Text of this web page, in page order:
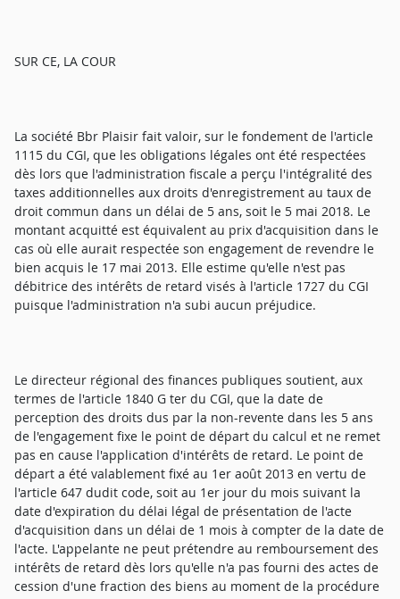
SUR CE, LA COUR
La société Bbr Plaisir fait valoir, sur le fondement de l'article
1115 du CGI, que les obligations légales ont été respectées
dès lors que l'administration fiscale a perçu l'intégralité des
taxes additionnelles aux droits d'enregistrement au taux de
droit commun dans un délai de 5 ans, soit le 5 mai 2018. Le
montant acquitté est équivalent au prix d'acquisition dans le
cas où elle aurait respectée son engagement de revendre le
bien acquis le 17 mai 2013. Elle estime qu'elle n'est pas
débitrice des intérêts de retard visés à l'article 1727 du CGI
puisque l'administration n'a subi aucun préjudice.
Le directeur régional des finances publiques soutient, aux
termes de l'article 1840 G ter du CGI, que la date de
perception des droits dus par la non-revente dans les 5 ans
de l'engagement fixe le point de départ du calcul et ne remet
pas en cause l'application d'intérêts de retard. Le point de
départ a été valablement fixé au 1er août 2013 en vertu de
l'article 647 dudit code, soit au 1er jour du mois suivant la
date d'expiration du délai légal de présentation de l'acte
d'acquisition dans un délai de 1 mois à compter de la date de
l'acte. L'appelante ne peut prétendre au remboursement des
intérêts de retard dès lors qu'elle n'a pas fourni des actes de
cession d'une fraction des biens au moment de la procédure